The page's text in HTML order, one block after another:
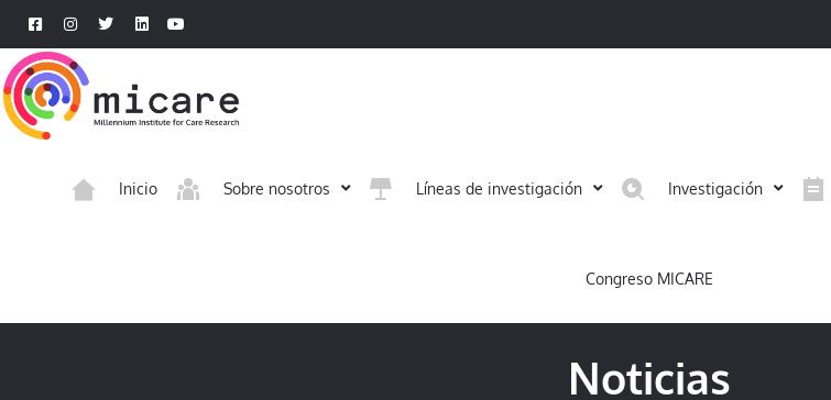
Inicio Sobre nosotros Líneas de investigación Investigación
Congreso MICARE
Noticias